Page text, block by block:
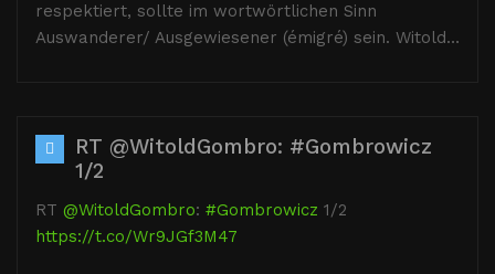
respektiert, sollte im wortwörtlichen Sinn
Auswanderer/ Ausgewiesener (émigré) sein. Witold…
RT @WitoldGombro: #Gombrowicz
1/2
RT @WitoldGombro: #Gombrowicz 1/2
https://t.co/Wr9JGf3M47